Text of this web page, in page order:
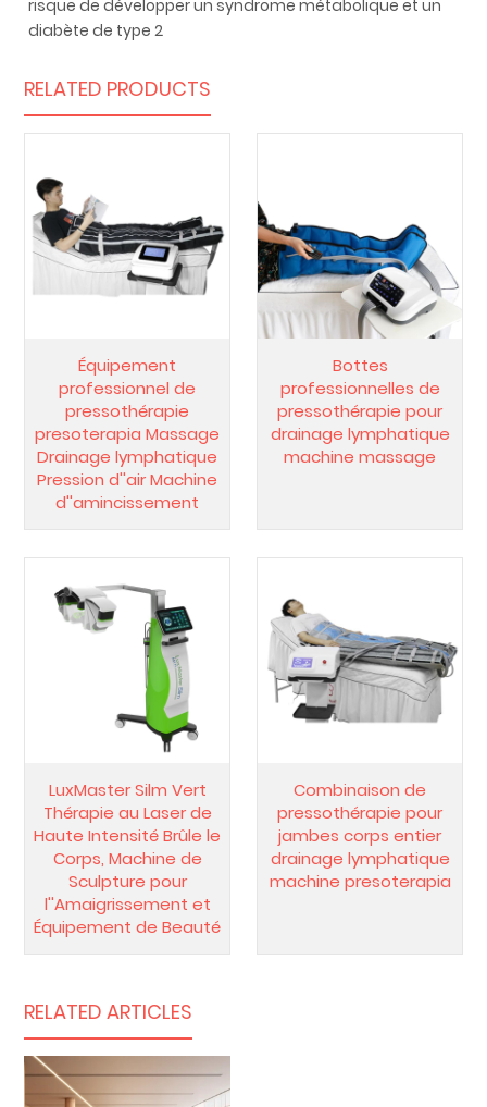
risque de développer un syndrome métabolique et un
diabète de type 2
RELATED PRODUCTS
Équipement
professionnel de
pressothérapie
presoterapia Massage
Drainage lymphatique
Pression d''air Machine
d''amincissement
Bottes
professionnelles de
pressothérapie pour
drainage lymphatique
machine massage
LuxMaster Silm Vert
Thérapie au Laser de
Haute Intensité Brûle le
Corps, Machine de
Sculpture pour
l''Amaigrissement et
Équipement de Beauté
Combinaison de
pressothérapie pour
jambes corps entier
drainage lymphatique
machine presoterapia
RELATED ARTICLES